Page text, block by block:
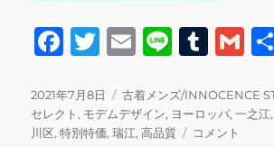
F
c
e
T
it
te
E
ai
l
Li
e
T
m
bl
G
ai
l
投
稿
日:
2021年7月8日
カ
テ
ゴ
古着メンズ/INNOCENCE
セレクト , モデムデザイン, ヨーロッパ,一之江
川区,特別特価,瑞江,高品質
本
コメント